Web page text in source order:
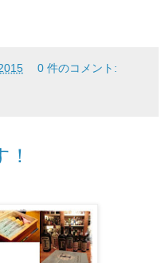
0 件のコメント: